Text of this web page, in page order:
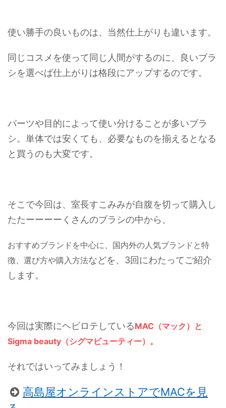
使い勝手の良いものは、当然仕上がりも違います。
同じコスメを使って同じ人間がするのに、良いブラ
シを選べば仕上がりは格段にアップするのです。
パーツや目的によって使い分けることが多いブラ
シ。単体では安くても、必要なものを揃えるとなる
と買うのも大変です。
そこで今回は、室長すこみみが自腹を切って購入し
たたーーーーくさんのブラシの中から、
おすすめブランドを中心に、 国内外の人気ブランドと特
徴、選び方や購入方法などを、 3回にわたってご紹介
します。
今回は実際にヘビロテしているMAC（マック）と
Sigma beauty（シグマビューティー）。
それではいってみましょう！
高島屋オンラインストアでMACを見